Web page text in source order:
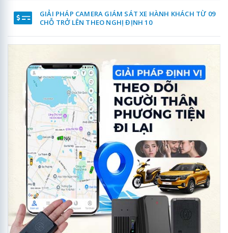
GIẢI PHÁP CAMERA GIÁM SÁT XE HÀNH KHÁCH TỪ 09
CHỖ TRỞ LÊN THEO NGHỊ ĐỊNH 10